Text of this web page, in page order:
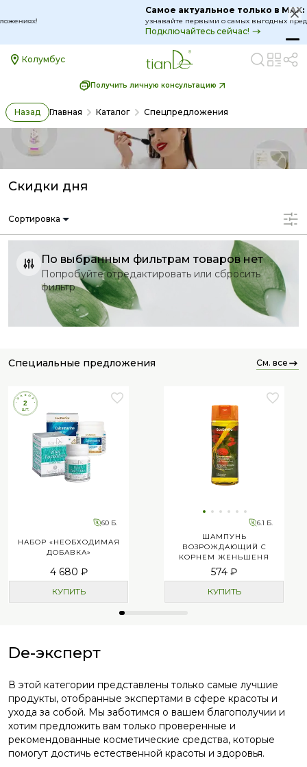
Самое актуальное только в MAX:
узнавайте первыми о самых выгодных предложениях!
Подключайтесь сейчас!
Колумбус
Получить личную консультацию
Назад Главная Каталог Спецпредложения
Скидки дня
Сортировка
По выбранным фильтрам товаров нет
Попробуйте отредактировать или сбросить
фильтр
специальные предложения см. все
60 Б.
НАБОР «НЕОБХОДИМАЯ
ДОБАВКА»
4 680 ₽
КУПИТЬ
6.1 Б.
ШАМПУНЬ
ВОЗРОЖДАЮЩИЙ С
КОРНЕМ ЖЕНЬШЕНЯ
574 ₽
КУПИТЬ
De-эксперт
В этой категории представлены только самые лучшие
продукты, отобранные экспертами в сфере красоты и
ухода за собой. Мы заботимся о вашем благополучии и
хотим предложить вам только проверенные и
рекомендованные косметические средства, которые
помогут достичь естественной красоты и здоровья.